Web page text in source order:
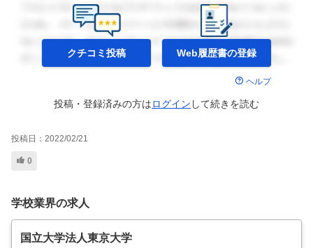
クチコミ投稿 Web履歴書の登録
ヘルプ
投稿・登録済みの方はログイン して続きを読む
投稿日： 2022/02/21
0
学校業界の求人
国立大学法人東京大学